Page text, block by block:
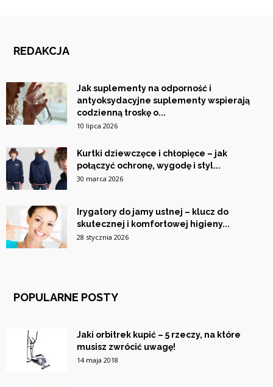
REDAKCJA
Jak suplementy na odporność i
antyoksydacyjne suplementy wspierają
codzienną troskę o...
10 lipca 2026
Kurtki dziewczęce i chłopięce – jak
połączyć ochronę, wygodę i styl...
30 marca 2026
Irygatory do jamy ustnej – klucz do
skutecznej i komfortowej higieny...
28 stycznia 2026
POPULARNE POSTY
Jaki orbitrek kupić – 5 rzeczy, na które
musisz zwrócić uwagę!
14 maja 2018